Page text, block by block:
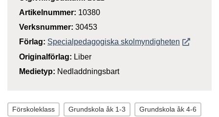
Artikelnummer: 10380
Verksnummer: 30453
Förlag: Specialpedagogiska skolmyndigheten Öppnas i
Originalförlag: Liber
Medietyp: Nedladdningsbart
Förskoleklass Grundskola åk 1-3 Grundskola åk 4-6